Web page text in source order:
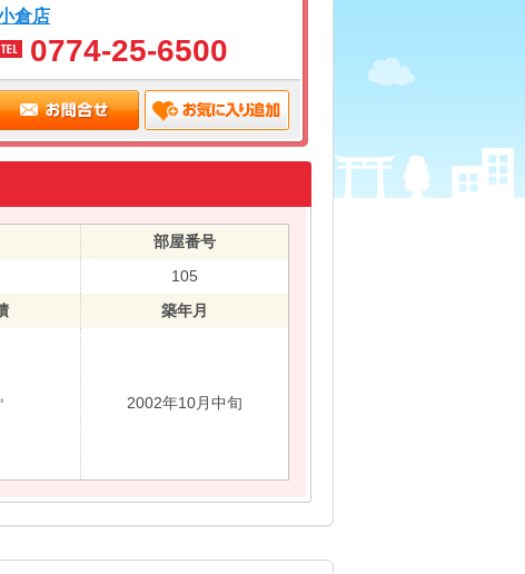
倉店
0774-25-6500
部屋番号
105
築年月
2002年10月中旬